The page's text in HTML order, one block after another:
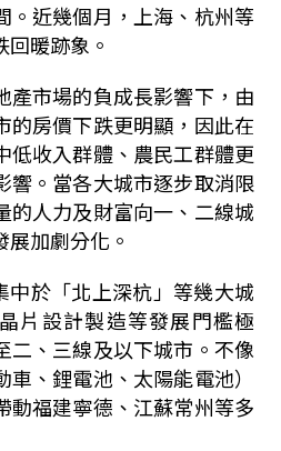
。近幾個月，上海、杭州等
暖跡象。
產市場的負成長影響下，由
的房價下跌更明顯，因此在
低收入群體、農民工群體更
響。當各大城市逐步取消限
的人力及財富向一、二線城
加劇分化。
中於「北上深杭」等幾大城
片設計製造等發展門檻極
二、三線及以下城市。不像
、鋰電池、太陽能電池）
動福建寧德、江蘇常州等多